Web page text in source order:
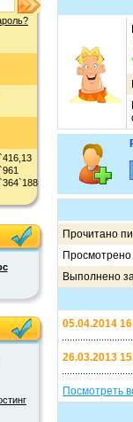
Прочитано
Просмотрено
Выполнено
05.04.2014
26.03.2013
Посмотреть